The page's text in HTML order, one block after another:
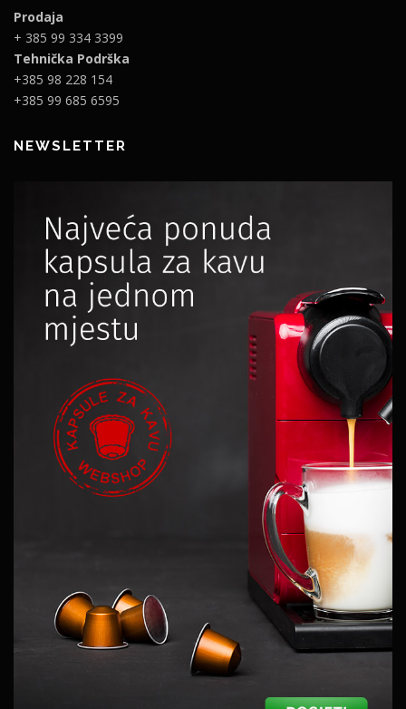
Prodaja
+ 385 99 334 3399
Tehnička Podrška
+385 98 228 154
+385 99 685 6595
NEWSLETTER